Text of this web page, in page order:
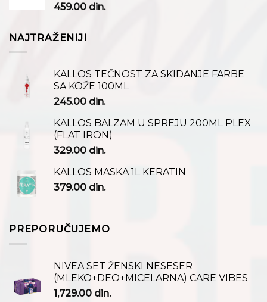
459.00 din.
NAJTRAŽENIJI
KALLOS TEČNOST ZA SKIDANJE FARBE
SA KOŽE 100ML
245.00 din.
KALLOS BALZAM U SPREJU 200ML PLEX
(FLAT IRON)
329.00 din.
KALLOS MASKA 1L KERATIN
379.00 din.
PREPORUČUJEMO
NIVEA SET ŽENSKI NESESER
(MLEKO+DEO+MICELARNA) CARE VIBES
1,729.00 din.